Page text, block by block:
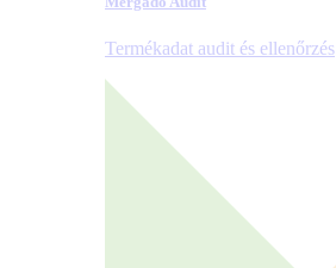
Termékadat audit és ellenőrzés